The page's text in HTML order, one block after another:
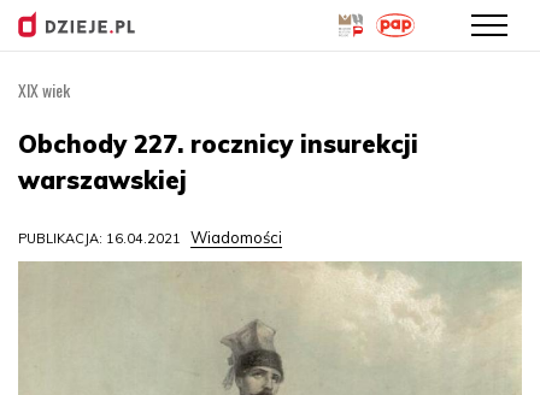
treści
XIX wiek
Obchody 227. rocznicy insurekcji
warszawskiej
PUBLIKACJA: 16.04.2021 Wiadomości